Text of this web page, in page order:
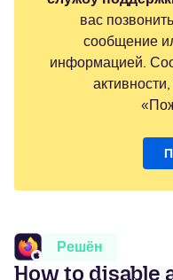
вас
сообщение
информацией.
Решён
How to disable